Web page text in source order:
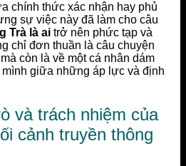
chính thức xác nhận hay phủ
sự việc này đã làm cho câu
Trà là ai trở nên phức tạp và
chỉ đơn thuần là câu chuyện
còn là về một cá nhân dám
giữa những áp lực và định
và trách nhiệm của
cảnh truyền thông